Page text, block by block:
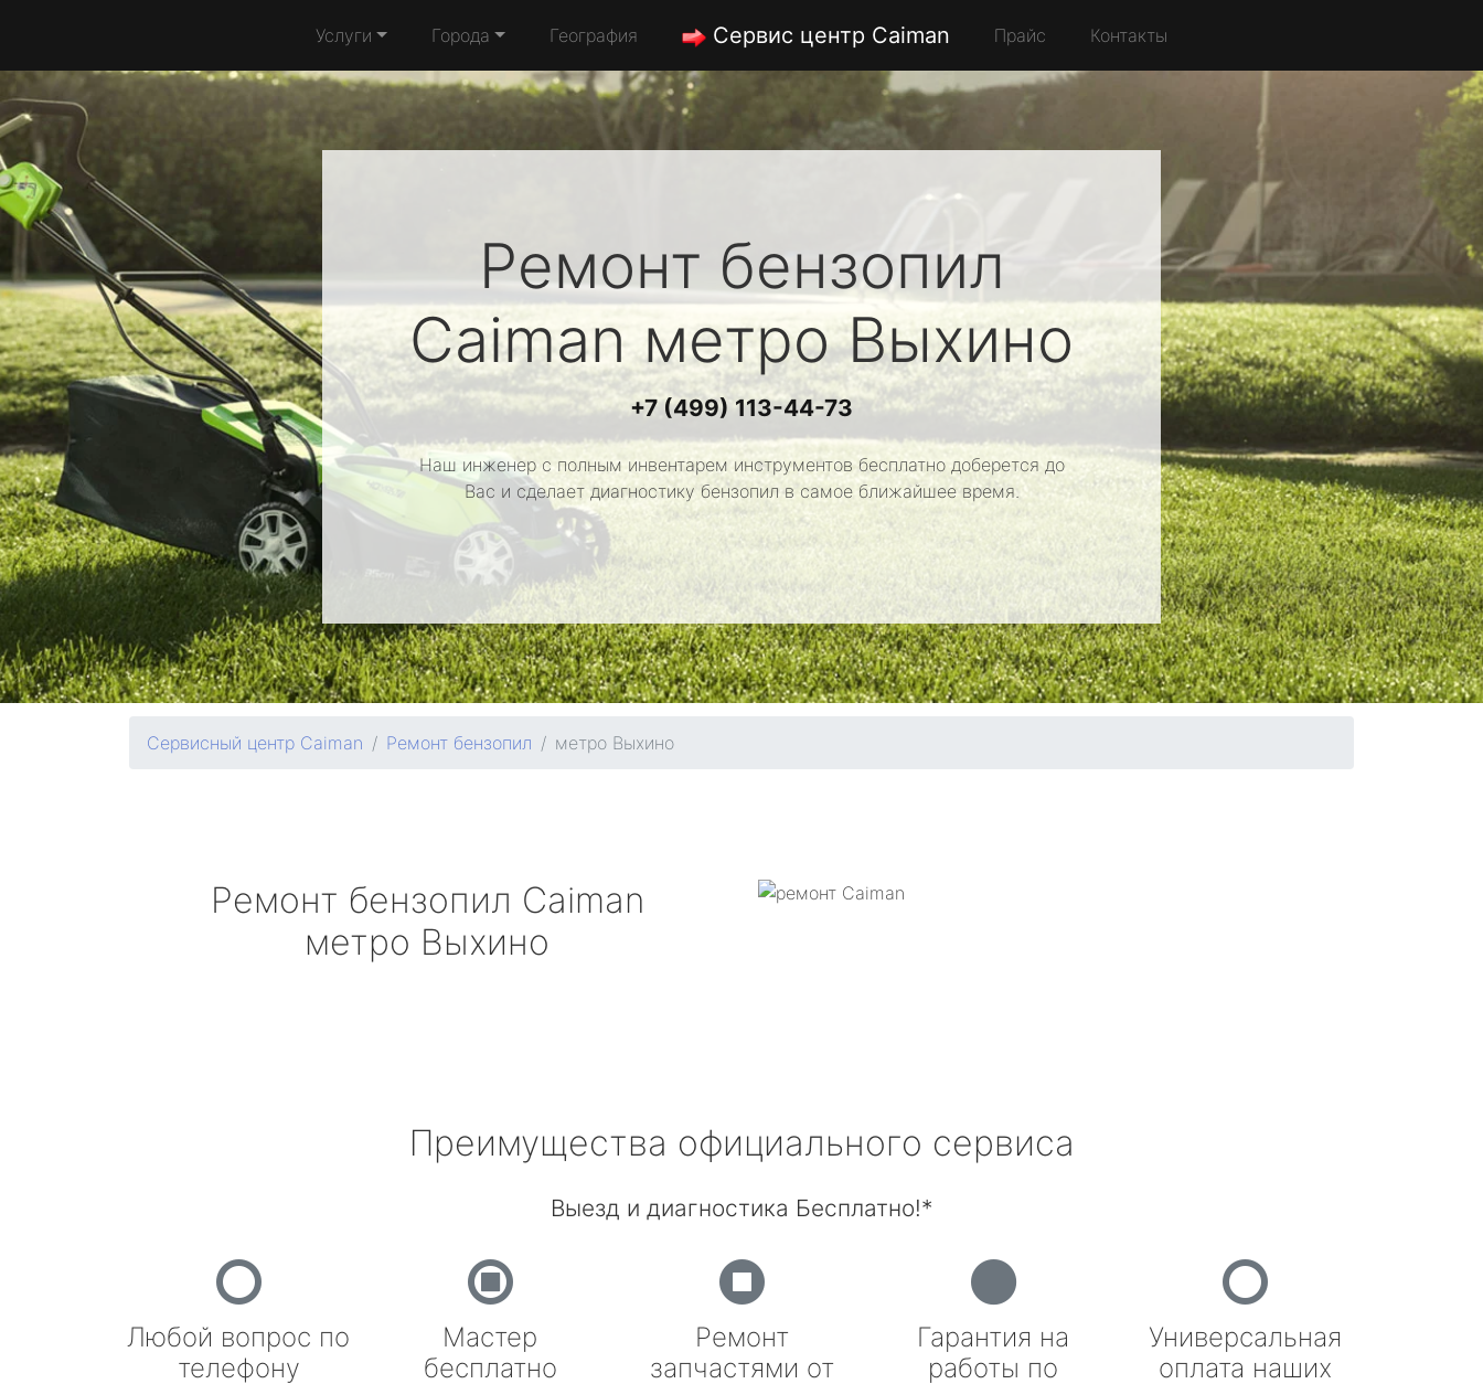
Услуги Города География Сервис центр Caiman Прайс Контакты
Ремонт бензопил
Caimanметро Выхино
+7 (499) 113-44-73
Наш инженер с полным инвентарем инструментов бесплатно доберется до
Вас и сделает диагностику бензопил в самое ближайшее время.
Сервисный центр Caiman Ремонт бензопил метро Выхино
Ремонт бензопил Caiman
метро Выхино
Преимущества официального сервиса
Выезд и диагностика Бесплатно!*
Любой вопрос по
телефону
Мастер
бесплатно
Ремонт
запчастями от
Гарантия на
работы по
Универсальная
оплата наших